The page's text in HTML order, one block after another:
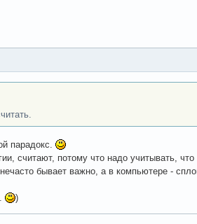
парадокс.
считают, потому что надо учитывать,
бывает важно, а в компьютере -
)